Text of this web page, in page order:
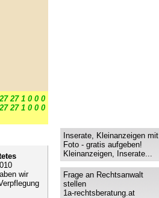
27 1 0 0 0
27 1 0 0 0
wir
Inserate, Kleinanzeigen mit
Foto - gratis aufgeben!
Kleinanzeigen, Inserate...
Frage an Rechtsanwalt
stellen
1a-rechtsberatung.at